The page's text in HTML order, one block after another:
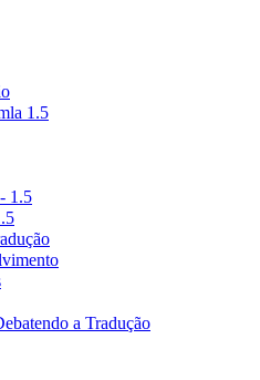
1.5
1.5
a Tradução